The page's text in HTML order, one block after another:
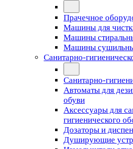
Прачечное
Машины для
Машины
Машины
Санитарно-
Санитарно-
Автоматы для
обуви
Аксессуары для
гигиенического
Дозаторы и
Душирующие